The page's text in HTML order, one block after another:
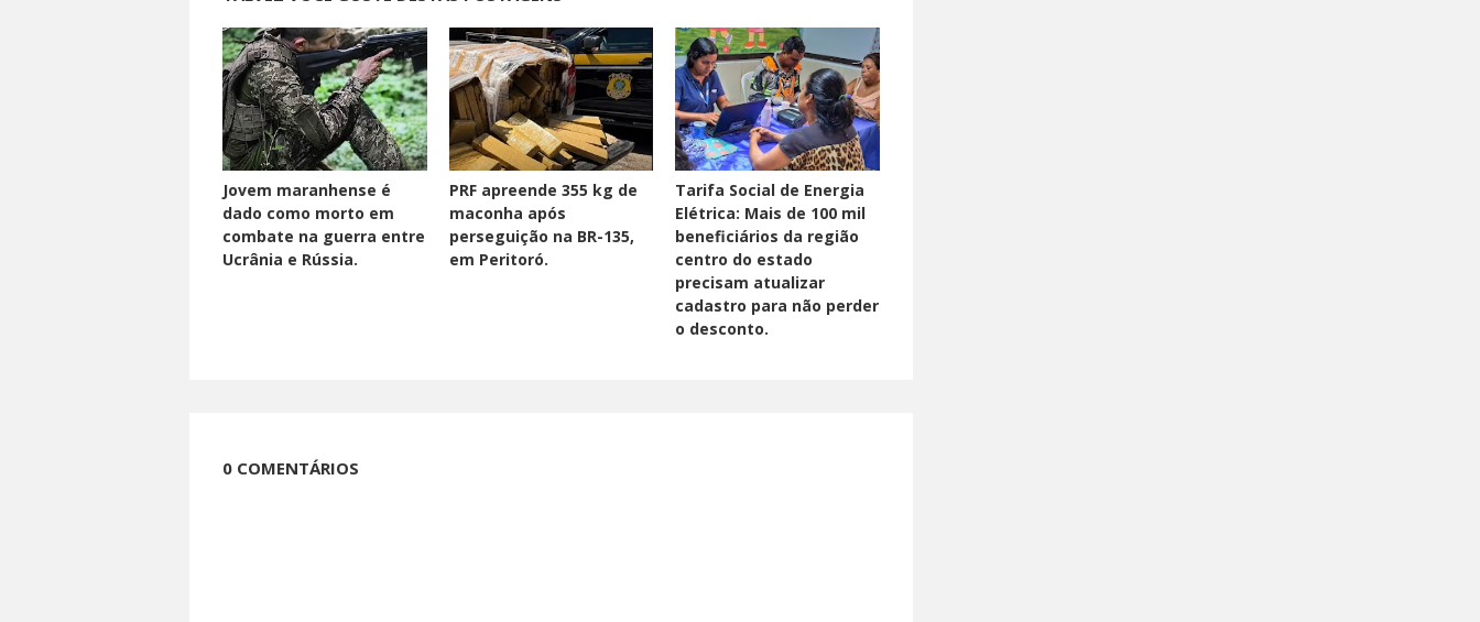
Jovem maranhense é
dado como morto em
combate na guerra entre
Ucrânia e Rússia.
PRF apreende 355 kg de
maconha após
perseguição na BR-135,
em Peritoró.
Tarifa Social de Energia
Elétrica: Mais de 100 mil
beneficiários da região
centro do estado
precisam atualizar
cadastro para não perder
o desconto.
0 COMENTÁRIOS